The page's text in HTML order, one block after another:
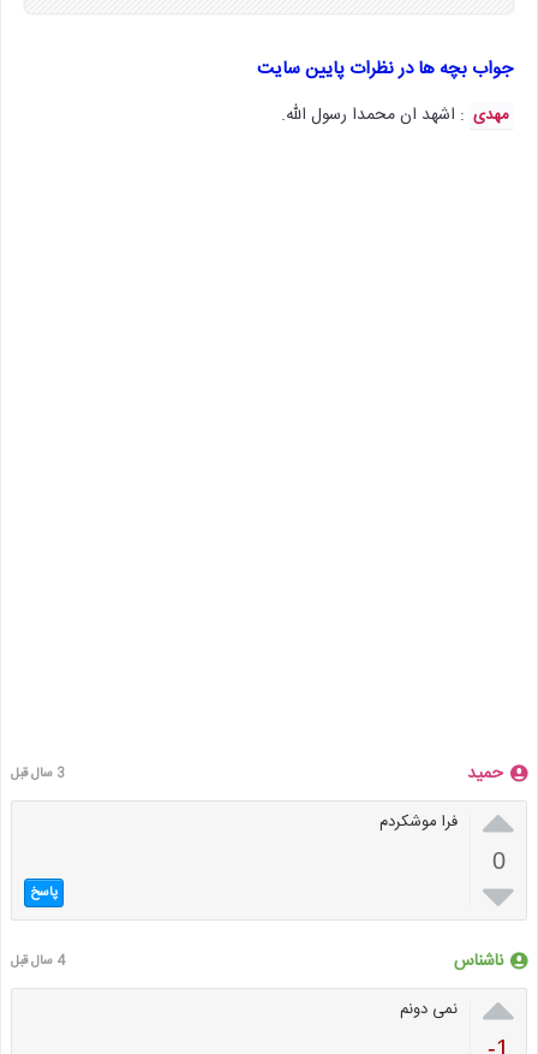
جواب بچه ها در نظرات پایین سایت
مهدی : اشهد ان محمدا رسول الله.
حمید 3 سال قبل

0

فرا موشکردم
پاسخ
ناشناس 4 سال قبل

-1
نمی دونم